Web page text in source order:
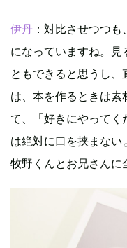
伊丹 ：対比させつつ
になっていますね。見
ともできると思うし
は、本を作るときは素
て、「好きにやってく
は絶対に口を挟まな
牧野くんとお兄さんに